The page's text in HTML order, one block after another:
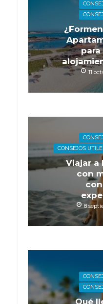
para
11
CONSEJOS
Viajar a
con
8
Qué